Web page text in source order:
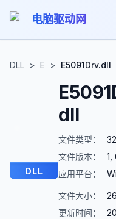
电脑驱动网
DLL > E > E5091Drv.dll
DLL
dll
文件类型：
文件版本：
1,
应用平台：
文件大小：
更新时间：